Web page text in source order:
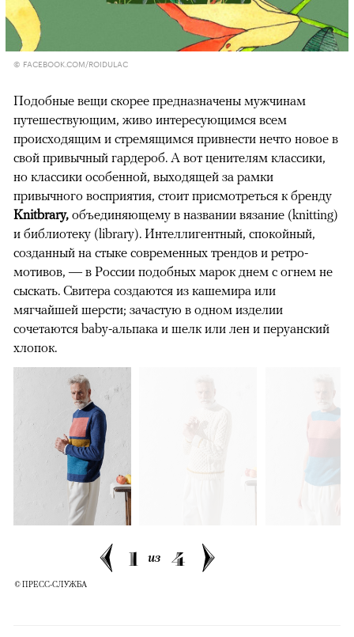
© FACEBOOK.COM/ROIDULAC
Подобные вещи скорее предназначены мужчинам
путешествующим, живо интересующимся всем
происходящим и стремящимся привнести нечто новое в
свой привычный гардероб. А вот ценителям классики,
но классики особенной, выходящей за рамки
привычного восприятия, стоит присмотреться к бренду
Knitbrary, объединяющему в названии вязание (knitting)
и библиотеку (library). Интеллигентный, спокойный,
созданный на стыке современных трендов и ретро-
мотивов, — в России подобных марок днем с огнем не
сыскать. Свитера создаются из кашемира или
мягчайшей шерсти; зачастую в одном изделии
сочетаются baby-альпака и шелк или лен и перуанский
хлопок.
1 из 4
© ПРЕСС-СЛУЖБА